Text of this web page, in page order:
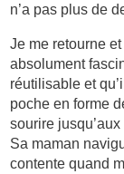
n’a pas plus de
Je me retourne
absolument
réutilisable et
poche en forme
sourire
Sa maman
contente quand